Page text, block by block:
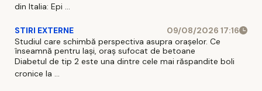
din Italia: Epi ...
STIRI EXTERNE
09/08/2026 17:16
Studiul care schimbă perspectiva asupra orașelor. Ce
înseamnă pentru Iași, oraș sufocat de betoane
Diabetul de tip 2 este una dintre cele mai răspandite boli
cronice la ...